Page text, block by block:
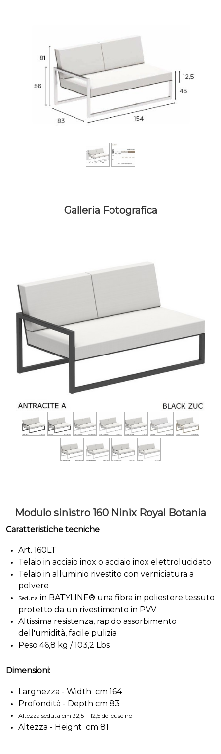
Galleria Fotografica
Modulo sinistro 160 Ninix Royal Botania
Caratteristiche tecniche
Art. 160LT
Telaio in acciaio inox o acciaio inox elettrolucidato
Telaio in alluminio rivestito con verniciatura a
polvere
Seduta in BATYLINE® una fibra in poliestere tessuto
protetto da un rivestimento in PVV
Altissima resistenza, rapido assorbimento
dell'umidità, facile pulizia
Peso 46,8 kg / 103,2 Lbs
Dimensioni:
Larghezza - Width cm 164
Profondità - Depth cm 83
Altezza seduta cm 32,5 + 12,5 del cuscino
Altezza - Height cm 81